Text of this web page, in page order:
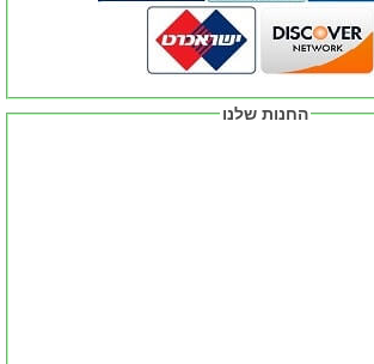
החנות שלנו